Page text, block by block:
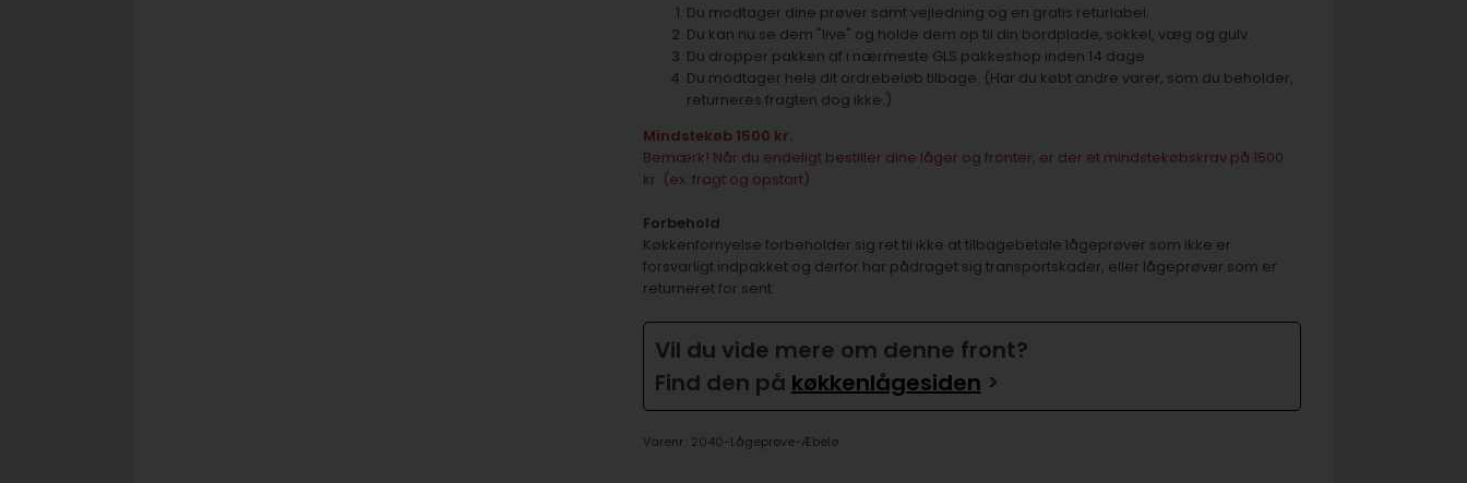
Du modtager dine prøver samt vejledning og en gratis returlabel.
Du kan nu se dem "live" og holde dem op til din bordplade, sokkel, væg og gulv.
Du dropper pakken af i nærmeste GLS pakkeshop inden 14 dage.
Du modtager hele dit ordrebeløb tilbage. (Har du købt andre varer, som du beholder,
returneres fragten dog ikke.)
Mindstekøb 1500 kr.
Bemærk! Når du endeligt bestiller dine låger og fronter, er der et mindstekøbskrav på 1500
kr. (ex. fragt og opstart)
Forbehold
Køkkenfornyelse forbeholder sig ret til ikke at tilbagebetale lågeprøver som ikke er
forsvarligt indpakket og derfor har pådraget sig transportskader, eller lågeprøver som er
returneret for sent.
Vil du vide mere om denne front?
Find den på køkkenlågesiden >
Varenr.: 2040-Lågeprøve-Æbelø